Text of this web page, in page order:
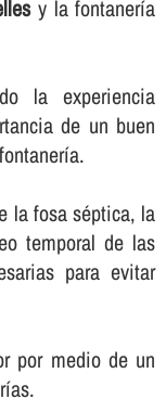
y la fontanerí­a
la experiencia
de un buen
la fosa séptica, la
temporal de las
para evitar
por medio de un